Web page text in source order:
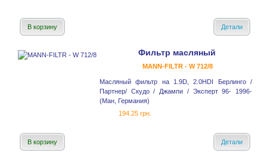
В корзину Детали
Фильтр масляный
MANN-FILTR - W 712/8
Масляный фильтр на 1.9D, 2.0HDI Берлинго /
Партнер/ Скудо / Джампи / Эксперт 96- 1996-
(Ман, Германия)
194.25 грн.
В корзину Детали